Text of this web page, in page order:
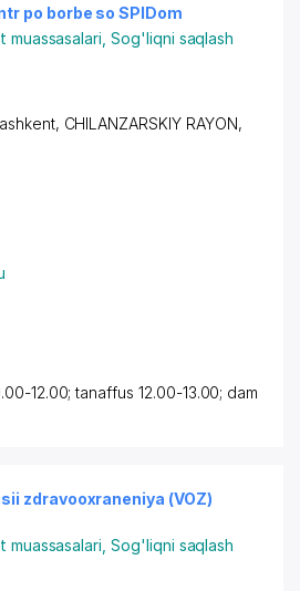
po borbe so SPIDom
muassasalari ,Sog'liqni saqlash
CHILANZARSKIY RAYON,
12.00; tanaffus 12.00-13.00; dam
zdravooxraneniya (VOZ)
muassasalari ,Sog'liqni saqlash